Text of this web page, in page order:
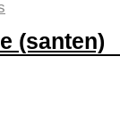
(santen)